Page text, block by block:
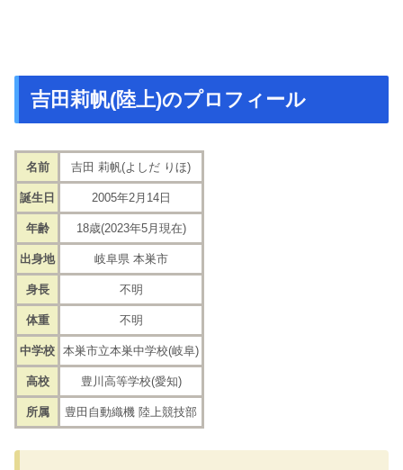
吉田莉帆(陸上)のプロフィール
名前 吉田 莉帆(よしだ りほ)
誕生日 2005年2月14日
年齢 18歳(2023年5月現在)
出身地 岐阜県 本巣市
身長 不明
体重 不明
中学校 本巣市立本巣中学校(岐阜)
高校 豊川高等学校(愛知)
所属 豊田自動織機 陸上競技部